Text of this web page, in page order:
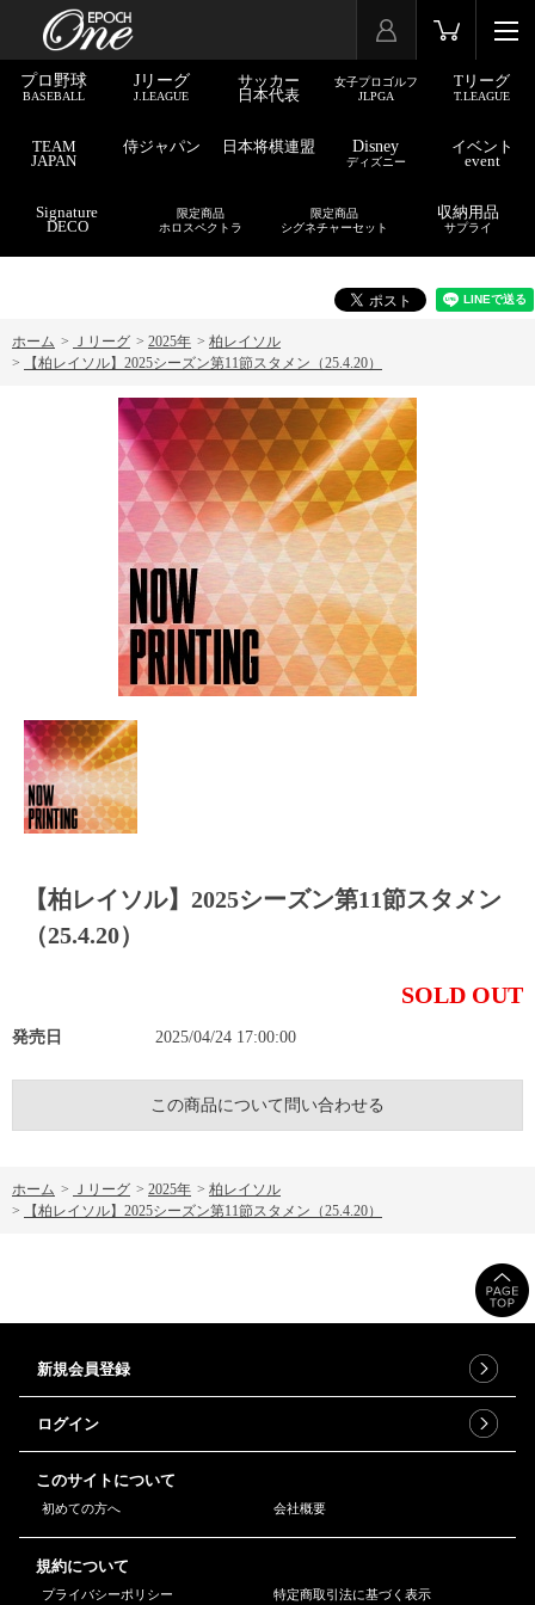
プロ野球
BASEBALL
Jリーグ
J.LEAGUE
サッカー
日本代表
女子プロゴルフ
JLPGA
Tリーグ
T.LEAGUE
TEAM
JAPAN
侍ジャパン 日本将棋連盟 Disney
ディズニー
イベント
event
Signature
DECO
限定商品
ホロスペクトラ
限定商品
シグネチャーセット
収納用品
サプライ
ホーム > Ｊリーグ > 2025年 > 柏レイソル
>
【柏レイソル】2025シーズン第11節スタメン（25.4.20）
【柏レイソル】2025シーズン第11節スタメン
（25.4.20）
SOLD OUT
発売日 2025/04/24 17:00:00
この商品について問い合わせる
ホーム > Ｊリーグ > 2025年 > 柏レイソル
>
【柏レイソル】2025シーズン第11節スタメン（25.4.20）
新規会員登録
ログイン
このサイトについて
初めての方へ 会社概要
規約について
プライバシーポリシー 特定商取引法に基づく表示